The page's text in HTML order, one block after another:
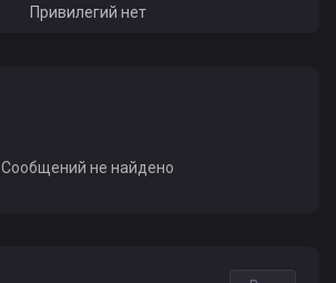
Привилегий нет
Сообщений не найдено